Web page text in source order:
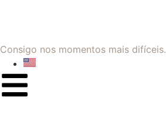
Consigo nos momentos mais difíceis.